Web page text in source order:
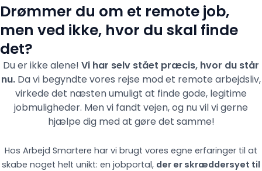
Drømmer du om et remote job,
men ved ikke, hvor du skal finde
det?
Du er ikke alene! Vi har selv stået præcis, hvor du står
nu. Da vi begyndte vores rejse mod et remote arbejdsliv,
virkede det næsten umuligt at finde gode, legitime
jobmuligheder. Men vi fandt vejen,og nu vil vi gerne
hjælpe dig med at gøre det samme!
Hos Arbejd Smartere har vi brugt vores egne erfaringer til at
skabe noget helt unikt: en jobportal, der er skræddersyet til